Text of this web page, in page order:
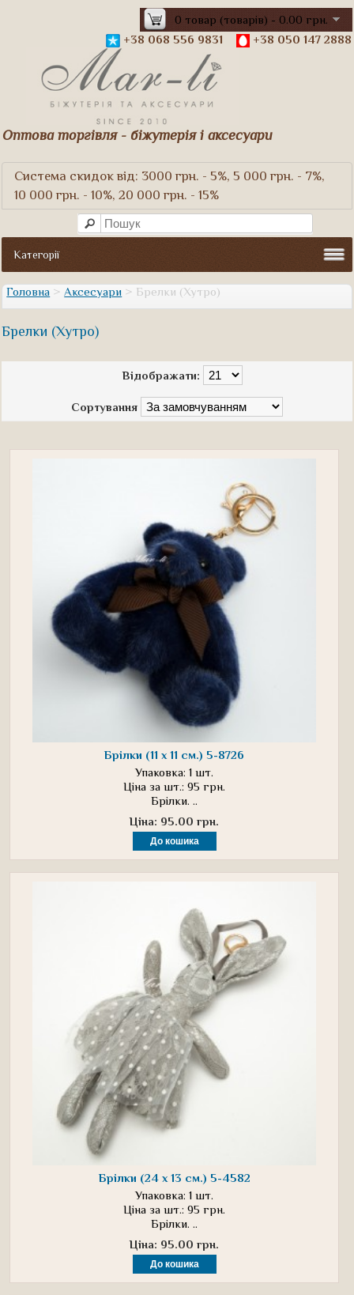
Оптова торгівля - біжутерія і аксесуари
Система скидок від: 3000 грн. - 5%, 5 000 грн. - 7%,
10 000 грн. - 10%, 20 000 грн. - 15%
+38 068 556 9831 +38 050 147 2888
0 товар (товарів) - 0.00 грн.
Категорії
Головна > Аксесуари > Брелки (Хутро)
Брелки (Хутро)
Відображати:
Сортування
Брілки (11 х 11 см.) 5-8726
Упаковка: 1 шт.
Ціна за шт.: 95 грн.
Брілки. ..
Ціна: 95.00 грн.
Брілки (24 х 13 см.) 5-4582
Упаковка: 1 шт.
Ціна за шт.: 95 грн.
Брілки. ..
Ціна: 95.00 грн.